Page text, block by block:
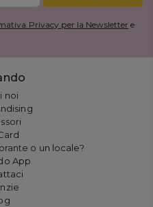
Privacy per la Newsletter e
noi
o un locale?
App